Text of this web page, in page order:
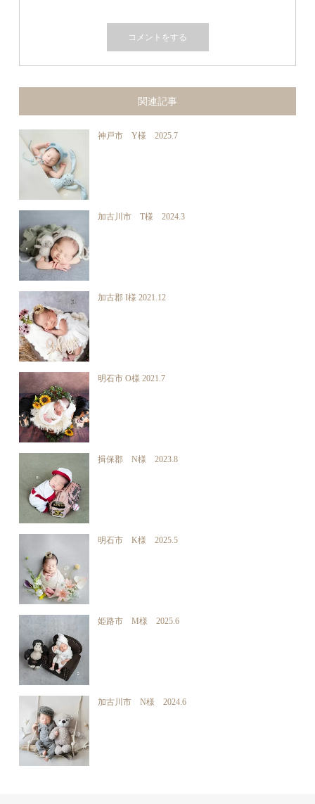
関連記事
神戸市 Y様 2025.7
加古川市 T様 2024.3
加古郡 I様 2021.12
明石市 O様 2021.7
揖保郡 N様 2023.8
明石市 K様 2025.5
姫路市 M様 2025.6
加古川市 N様 2024.6